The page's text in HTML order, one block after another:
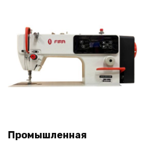
Промышленная